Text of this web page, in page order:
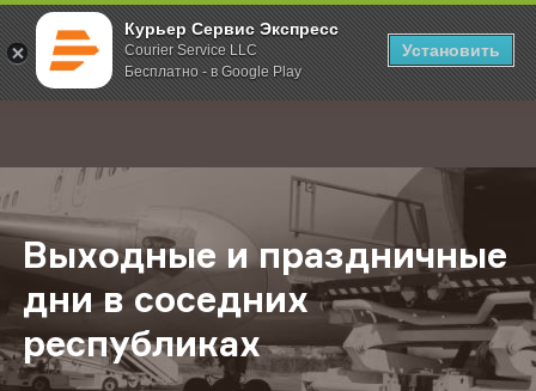
Курьер Сервис Экспресс
Courier Service LLC
Бесплатно - в Google Play
Установить
; Главная О компании Новости Выходные и праздничные дни в
Выходные и праздничные
дни в соседних
республиках